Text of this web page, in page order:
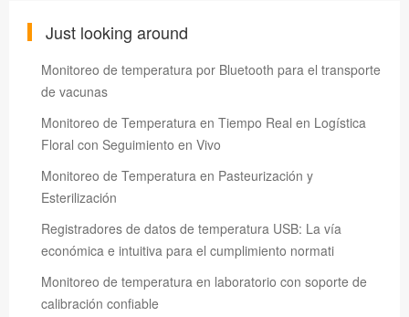
Just looking around
Monitoreo de temperatura por Bluetooth para el transporte
de vacunas
Monitoreo de Temperatura en Tiempo Real en Logística
Floral con Seguimiento en Vivo
Monitoreo de Temperatura en Pasteurización y
Esterilización
Registradores de datos de temperatura USB: La vía
económica e intuitiva para el cumplimiento normati
Monitoreo de temperatura en laboratorio con soporte de
calibración confiable